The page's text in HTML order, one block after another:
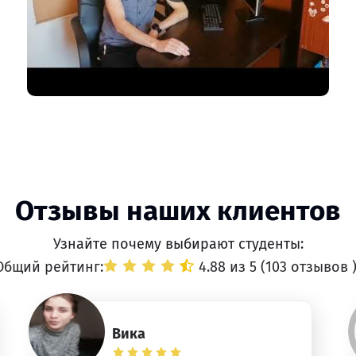
Отзывы наших клиентов
Узнайте почему выбирают студенты:
рейтинг:
4.88 из 5 (103 отзывов )
Вика